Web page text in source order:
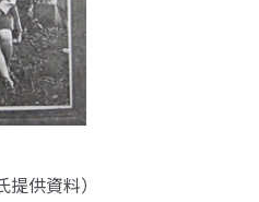
供資料）